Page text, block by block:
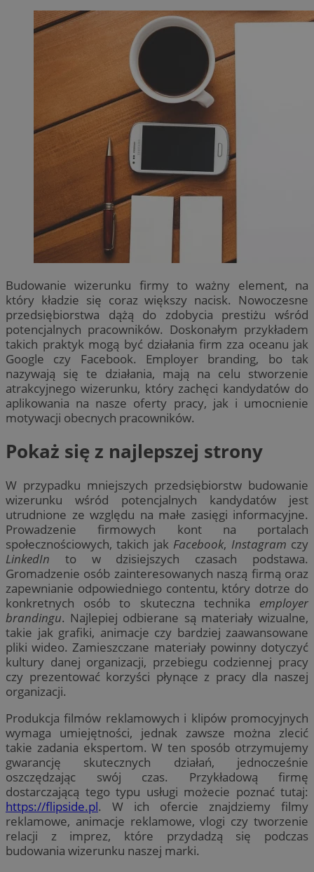
Budowanie wizerunku firmy to ważny element, na
który kładzie się coraz większy nacisk. Nowoczesne
przedsiębiorstwa dążą do zdobycia prestiżu wśród
potencjalnych pracowników. Doskonałym przykładem
takich praktyk mogą być działania firm zza oceanu jak
Google czy Facebook. Employer branding, bo tak
nazywają się te działania, mają na celu stworzenie
atrakcyjnego wizerunku, który zachęci kandydatów do
aplikowania na nasze oferty pracy, jak i umocnienie
motywacji obecnych pracowników.
Pokaż się z najlepszej strony
W przypadku mniejszych przedsiębiorstw budowanie
wizerunku wśród potencjalnych kandydatów jest
utrudnione ze względu na małe zasięgi informacyjne.
Prowadzenie firmowych kont na portalach
społecznościowych, takich jak Facebook, Instagram czy
LinkedIn to w dzisiejszych czasach podstawa.
Gromadzenie osób zainteresowanych naszą firmą oraz
zapewnianie odpowiedniego contentu, który dotrze do
konkretnych osób to skuteczna technika employer
brandingu. Najlepiej odbierane są materiały wizualne,
takie jak grafiki, animacje czy bardziej zaawansowane
pliki wideo. Zamieszczane materiały powinny dotyczyć
kultury danej organizacji, przebiegu codziennej pracy
czy prezentować korzyści płynące z pracy dla naszej
organizacji.
Produkcja filmów reklamowych i klipów promocyjnych
wymaga umiejętności, jednak zawsze można zlecić
takie zadania ekspertom. W ten sposób otrzymujemy
gwarancję skutecznych działań, jednocześnie
oszczędzając swój czas. Przykładową firmę
dostarczającą tego typu usługi możecie poznać tutaj:
https://flipside.pl. W ich ofercie znajdziemy filmy
reklamowe, animacje reklamowe, vlogi czy tworzenie
relacji z imprez, które przydadzą się podczas
budowania wizerunku naszej marki.